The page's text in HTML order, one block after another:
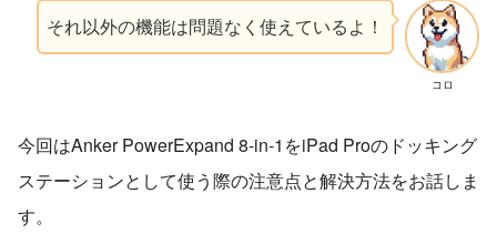
コロ
それ以外の機能は問題なく使えているよ！
今回はAnker PowerExpand 8-in-1をiPad Proのドッキング
ステーションとして使う際の注意点と解決方法をお話しま
す。